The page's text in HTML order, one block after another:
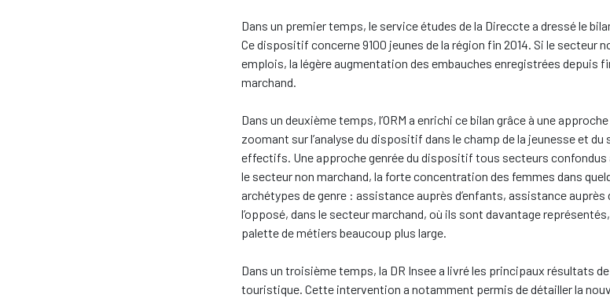
Dans un premier temps, le service études de la Direccte a dressé le
Ce dispositif concerne 9100 jeunes de la région fin 2014. Si le secteur
emplois, la légère augmentation des embauches enregistrées depuis
marchand.
Dans un deuxième temps, l’ORM a enrichi ce bilan grâce à une
zoomant sur l’analyse du dispositif dans le champ de la jeunesse et du
effectifs. Une approche genrée du dispositif tous secteurs confondus
le secteur non marchand, la forte concentration des femmes dans
archétypes de genre : assistance auprès d’enfants, assistance auprès
l’opposé, dans le secteur marchand, où ils sont davantage
palette de métiers beaucoup plus large.
Dans un troisième temps, la DR Insee a livré les principaux résultats
touristique. Cette intervention a notamment permis de détailler la